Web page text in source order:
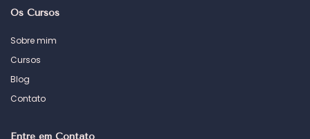
Os Cursos
Sobre mim
Cursos
Blog
Contato
Entre em Contato